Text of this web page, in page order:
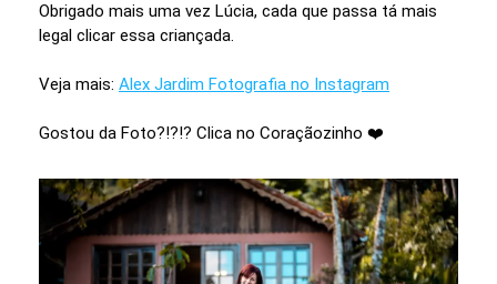
Obrigado mais uma vez Lúcia, cada que passa tá mais
legal clicar essa criançada.
Veja mais: Alex Jardim Fotografia no Instagram
Gostou da Foto?!?!? Clica no Coraçãozinho ❤️